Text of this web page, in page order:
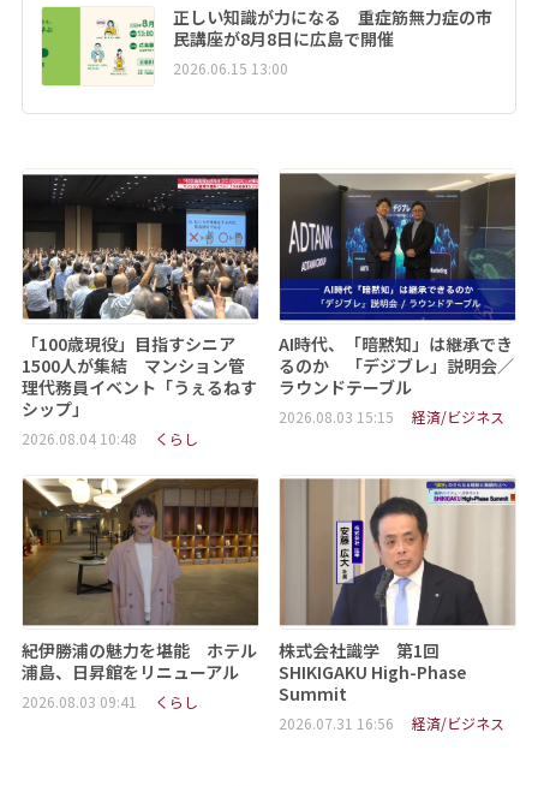
正しい知識が力になる 重症筋無力症の市
民講座が8月8日に広島で開催
2026.06.15 13:00
「100歳現役」目指すシニア
1500人が集結 マンション管
理代務員イベント「うぇるねす
シップ」
2026.08.04 10:48 くらし
AI時代、「暗黙知」は継承でき
るのか 「デジブレ」説明会／
ラウンドテーブル
2026.08.03 15:15 経済/ビジネス
紀伊勝浦の魅力を堪能 ホテル
浦島、日昇館をリニューアル
2026.08.03 09:41 くらし
株式会社識学 第1回
SHIKIGAKU High-Phase
Summit
2026.07.31 16:56 経済/ビジネス